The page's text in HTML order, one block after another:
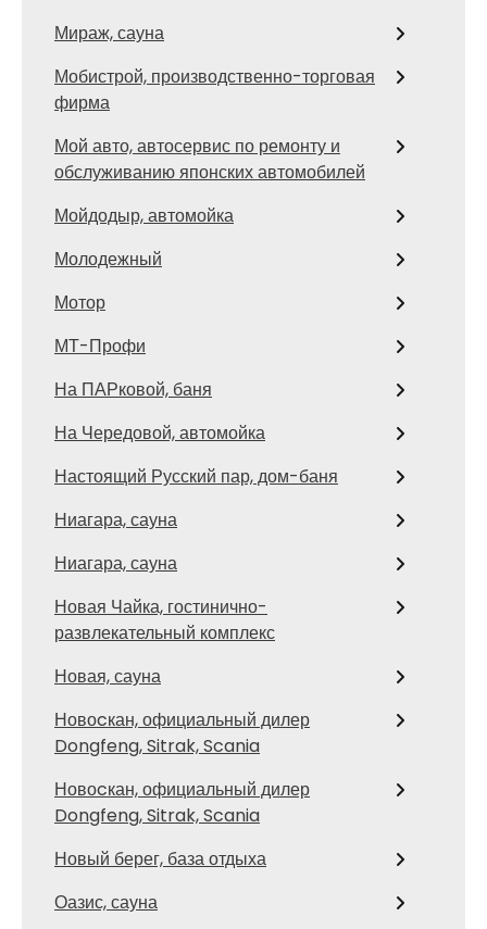
Мираж, сауна
Мобистрой, производственно-торговая
фирма
Мой авто, автосервис по ремонту и
обслуживанию японских автомобилей
Мойдодыр, автомойка
Молодежный
Мотор
МТ-Профи
На ПАРковой, баня
На Чередовой, автомойка
Настоящий Русский пар, дом-баня
Ниагара, сауна
Ниагара, сауна
Новая Чайка, гостинично-
развлекательный комплекс
Новая, сауна
Новоcкан, официальный дилер
Dongfeng, Sitrak, Scania
Новоcкан, официальный дилер
Dongfeng, Sitrak, Scania
Новый берег, база отдыха
Оазис, сауна